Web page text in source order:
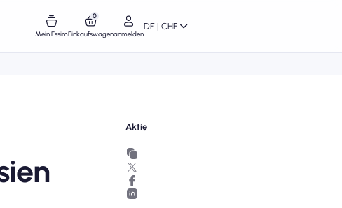
Mein Essim
0
Einkaufswagenanmelden
DE | CHF
Aktie